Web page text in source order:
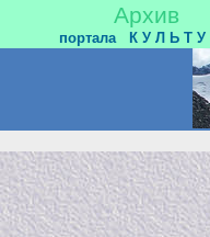
Архив
портала К У Л Ь Т